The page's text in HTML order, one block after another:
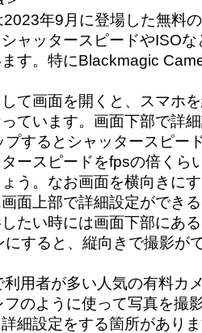
年9月に登場した無料
ャッタースピードやISO
す。特にBlackmagic
て画面を開くと、スマホ
ています。画面下部で詳
プするとシャッタースピー
ースピードをfpsの倍くら
う。なお画面を横向きに
面上部で詳細設定ができ
たい時には画面下部にあ
すると、縦向きで撮影が
用者が多い人気の有料カ
のように使って写真を撮
細設定をする箇所があり